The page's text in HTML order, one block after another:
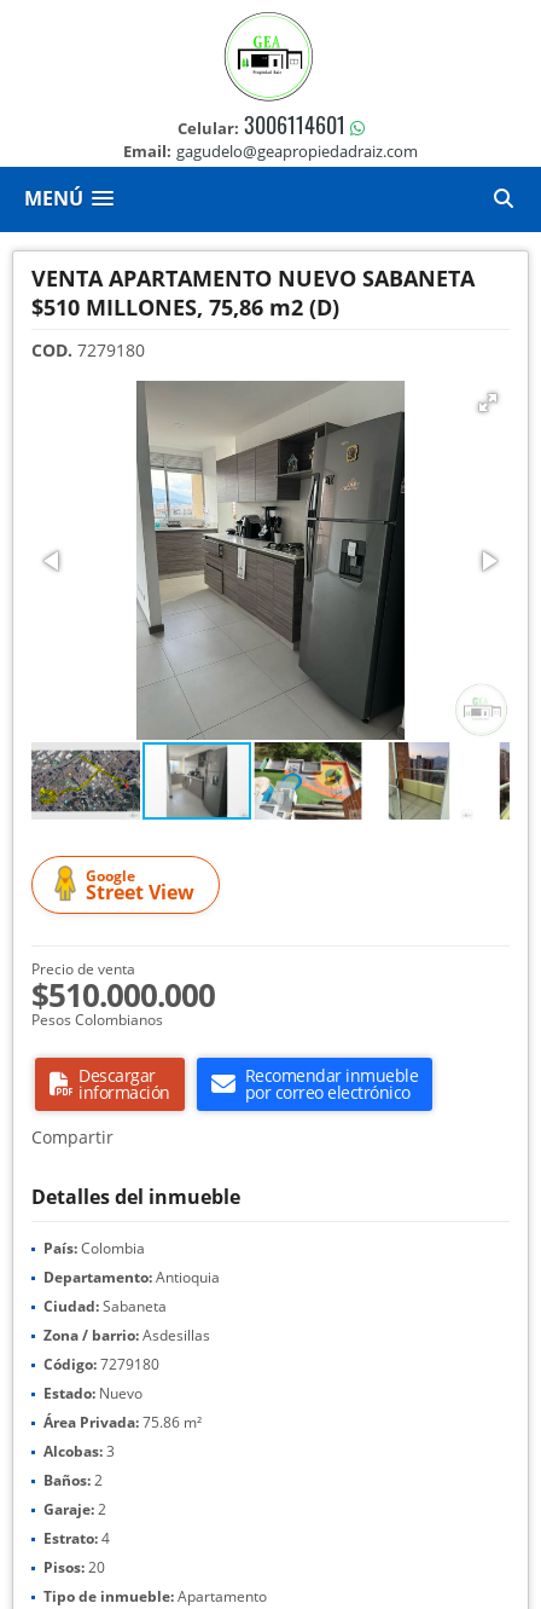
Celular: 3006114601
Email: gagudelo@geapropiedadraiz.com
MENÚ
VENTA APARTAMENTO NUEVO SABANETA
$510 MILLONES, 75,86 m2 (D)
COD. 7279180
Google
Street View
Precio de venta
$510.000.000
Pesos Colombianos
Descargar
información
Recomendar inmueble
por correo electrónico
Compartir
Detalles del inmueble
País:Colombia
Departamento:Antioquia
Ciudad:Sabaneta
Zona / barrio:Asdesillas
Código:7279180
Estado: Nuevo
Área Privada:75.86 m²
Alcobas:3
Baños:2
Garaje:2
Estrato:4
Pisos:20
Tipo de inmueble:Apartamento